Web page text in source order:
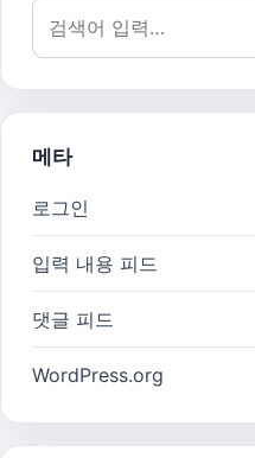
검색어:
메타
로그인
입력 내용 피드
댓글 피드
WordPress.org